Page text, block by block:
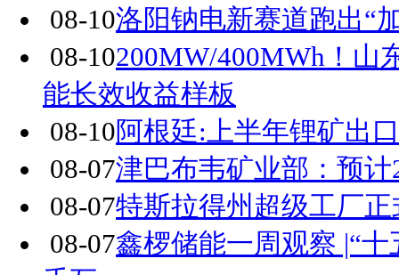
08-10洛阳钠电新赛道跑出“
08-10200MW/400MWh！山
能长效收益样板
08-10阿根廷:上半年锂矿出
08-07津巴布韦矿业部：预
08-07特斯拉得州超级工厂
08-07鑫椤储能一周观察 |“